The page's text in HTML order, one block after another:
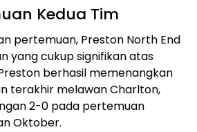
Kedua Tim
pertemuan, Preston North End
yang cukup signifikan atas
berhasil memenangkan
terakhir melawan Charlton,
2-0 pada pertemuan
Oktober.